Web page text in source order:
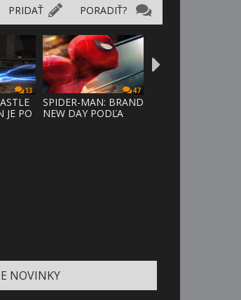
PORADIŤ?
PRIDAŤ
13
JE PO
47
SPIDER-MAN: BRAND
NEW DAY PODĽA
NOVINKY